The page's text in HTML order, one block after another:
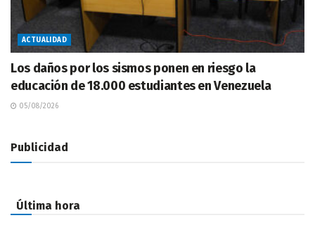
ACTUALIDAD
Los daños por los sismos ponen en riesgo la
educación de 18.000 estudiantes en Venezuela
05/08/2026
Publicidad
Última hora